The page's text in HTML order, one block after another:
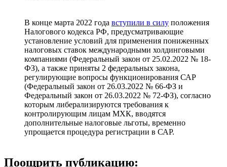
В конце марта 2022 года вступили в силу положения
Налогового кодекса РФ, предусматривающие
установление условий для применения пониженных
налоговых ставок международными холдинговыми
компаниями (Федеральный закон от 25.02.2022 № 18-
ФЗ), а также приняты 2 федеральных закона,
регулирующие вопросы функционирования САР
(Федеральный закон от 26.03.2022 № 66-ФЗ и
Федеральный закон от 26.03.2022 № 72-ФЗ), согласно
которым либерализируются требования к
контролирующим лицам МХК, вводятся
дополнительные налоговые льготы, временно
упрощается процедура регистрации в САР.
Поощрить публикацию: